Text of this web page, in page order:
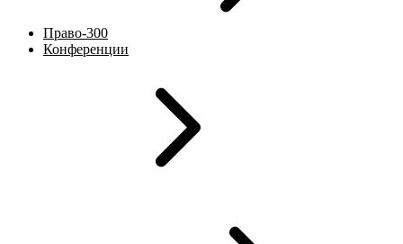
Право-300
Конференции